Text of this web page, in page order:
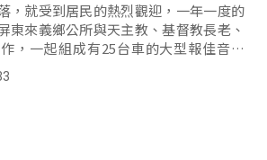
，就受到居民的熱烈觀迎，一年一度的
東來義鄉公所與天主教、基督教長老、
，一起組成有25台車的大型報佳音車
將喜樂與祝福分享給所有鄉...。